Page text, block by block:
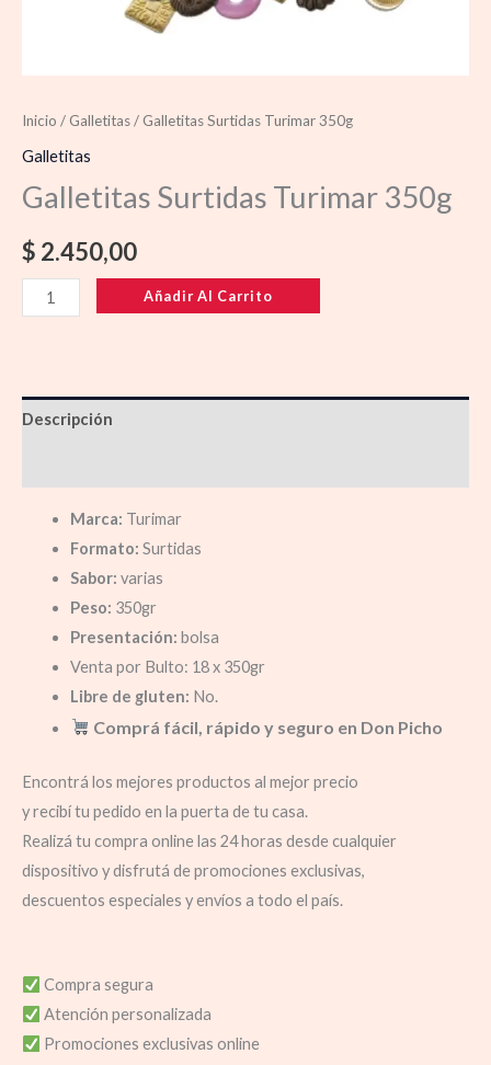
Inicio / Galletitas/ Galletitas Surtidas Turimar 350g
Galletitas
Galletitas Surtidas Turimar 350g
$ 2.450,00
Añadir Al Carrito
Descripción
Marca: Turimar
Formato: Surtidas
Sabor: varias
Peso: 350gr
Presentación: bolsa
Venta por Bulto: 18 x 350gr
Libre de gluten: No.
Comprá fácil, rápido y seguro en Don Picho
Encontrá los mejores productos al mejor precio
y recibí tu pedido en la puerta de tu casa.
Realizá tu compra online las 24 horas desde cualquier
dispositivo y disfrutá de promociones exclusivas,
descuentos especiales y envíos a todo el país.
Compra segura
Atención personalizada
Promociones exclusivas online